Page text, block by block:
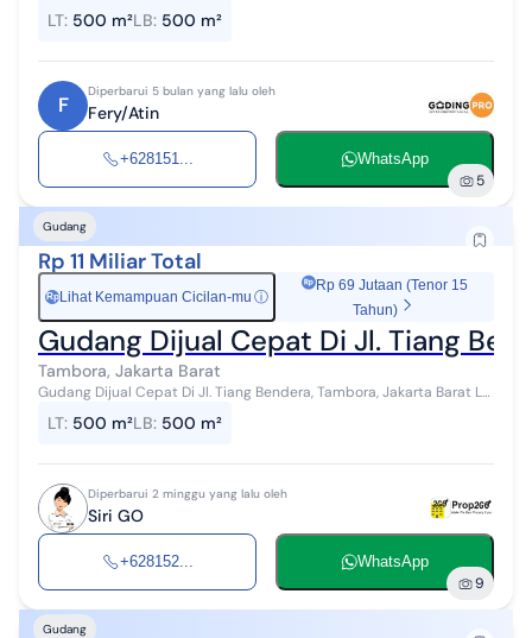
LT: 500 m²LB: 500 m²
F
Diperbarui 5 bulan yang lalu oleh
Fery/Atin
+628151... WhatsApp
5
Gudang
Rp 11 Miliar Total
RpLihat Kemampuan Cicilan-mu ⓘ
Rp 69 Jutaan (Tenor 15
Tahun)
Gudang Dijual Cepat Di Jl. Tiang
Tambora, Jakarta Barat
Gudang Dijual Cepat Di Jl. Tiang Bendera, Tambora, Jakarta Barat LT.
LT: 500 m²LB: 500 m²
Diperbarui 2 minggu yang lalu oleh
Siri GO
+628152... WhatsApp
9
Gudang